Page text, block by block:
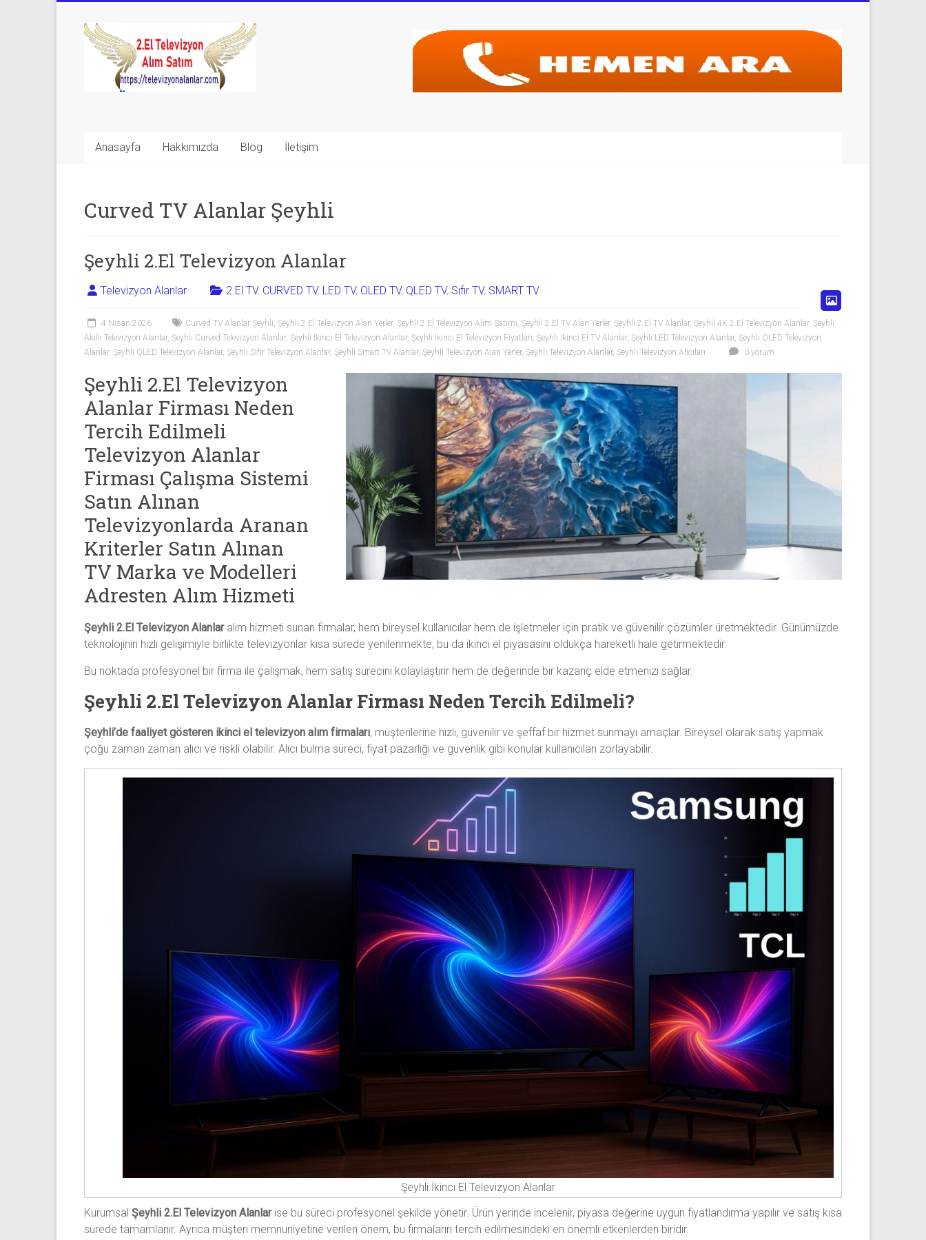
contentTelevizyon
Alanlar
Televizyon
|
Alanlar
İkinci
El
Sıfır
Televizyon
Alanlar ile
kurarak
2.
el
televizyonlarınızı
hemen
bize
satarak
nakit
alabilirsiniz.
TV
alanlar
adresten
alım
Anasayfa Hakkımızda Blog İletişim
Curved TV Alanlar Şeyhli
Şeyhli 2.El Televizyon Alanlar
Televizyon Alanlar 2.El TV, CURVED TV, LED TV, OLED TV, QLED TV, Sıfır TV, SMART TV
4 Nisan 2026 Curved TV Alanlar Şeyhli, Şeyhli 2.El Televizyon Alan Yerler, Şeyhli 2.El Televizyon Alım Satımı, Şeyhli 2.El TV Alan Yerler, Şeyhli 2.El TV Alanlar, Şeyhli 4K 2.El Televizyon Alanlar, Şeyhli
Akıllı Televizyon Alanlar, Şeyhli Curved Televizyon Alanlar, Şeyhli İkinci El Televizyon Alanlar, Şeyhli İkinci El Televizyon Fiyatları, Şeyhli İkinci El TV Alanlar, Şeyhli LED Televizyon Alanlar, Şeyhli OLED Televizyon
Alanlar, Şeyhli QLED Televizyon Alanlar, Şeyhli Sıfır Televizyon Alanlar, Şeyhli Smart TV Alanlar, Şeyhli Televizyon Alan Yerler, Şeyhli Televizyon Alanlar, Şeyhli Televizyon Alıcıları 0 yorum
Şeyhli 2.El Televizyon
Alanlar Firması Neden
Tercih Edilmeli
Televizyon Alanlar
Firması Çalışma Sistemi
Satın Alınan
Televizyonlarda Aranan
Kriterler Satın Alınan
TV Marka ve Modelleri
Adresten Alım Hizmeti
Şeyhli 2.El Televizyon Alanlaralım hizmeti sunan firmalar, hem bireysel kullanıcılar hem de işletmeler için pratik ve güvenilir çözümler üretmektedir. Günümüzde
teknolojinin hızlı gelişimiyle birlikte televizyonlar kısa sürede yenilenmekte, bu da ikinci el piyasasını oldukça hareketli hale getirmektedir.
Bu noktada profesyonel bir firma ile çalışmak, hem satış sürecini kolaylaştırır hem de değerinde bir kazanç elde etmenizi sağlar.
Şeyhli 2.El Televizyon Alanlar Firması Neden Tercih Edilmeli?
Şeyhli’de faaliyet gösteren ikinci el televizyon alım firmaları, müşterilerine hızlı, güvenilir ve şeffaf bir hizmet sunmayı amaçlar. Bireysel olarak satış yapmak
çoğu zaman zaman alıcı ve riskli olabilir. Alıcı bulma süreci, fiyat pazarlığı ve güvenlik gibi konular kullanıcıları zorlayabilir.
Şeyhli İkinci El Televizyon Alanlar
Kurumsal Şeyhli 2.El Televizyon Alanlarise bu süreci profesyonel şekilde yönetir. Ürün yerinde incelenir, piyasa değerine uygun fiyatlandırma yapılır ve satış kısa
sürede tamamlanır. Ayrıca müşteri memnuniyetine verilen önem, bu firmaların tercih edilmesindeki en önemli etkenlerden biridir.